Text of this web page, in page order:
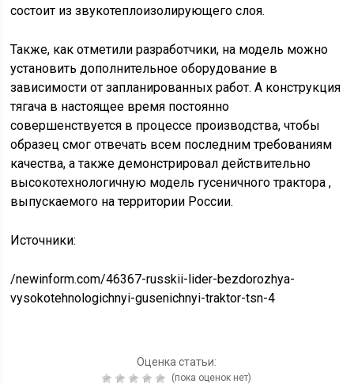
состоит из звукотеплоизолирующего слоя.
Также, как отметили разработчики, на модель можно
установить дополнительное оборудование в
зависимости от запланированных работ. А конструкция
тягача в настоящее время постоянно
совершенствуется в процессе производства, чтобы
образец смог отвечать всем последним требованиям
качества, а также демонстрировал действительно
высокотехнологичную модель гусеничного трактора ,
выпускаемого на территории России.
Источники:
/newinform.com/46367-russkii-lider-bezdorozhya-
vysokotehnologichnyi-gusenichnyi-traktor-tsn-4
Оценка статьи:
(пока оценок нет)